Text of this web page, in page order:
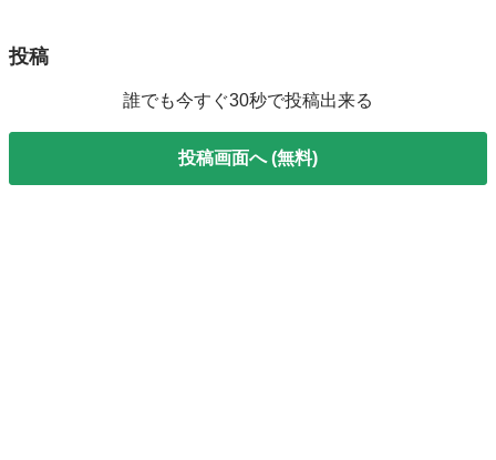
投稿
誰でも今すぐ30秒で投稿出来る
投稿画面へ (無料)